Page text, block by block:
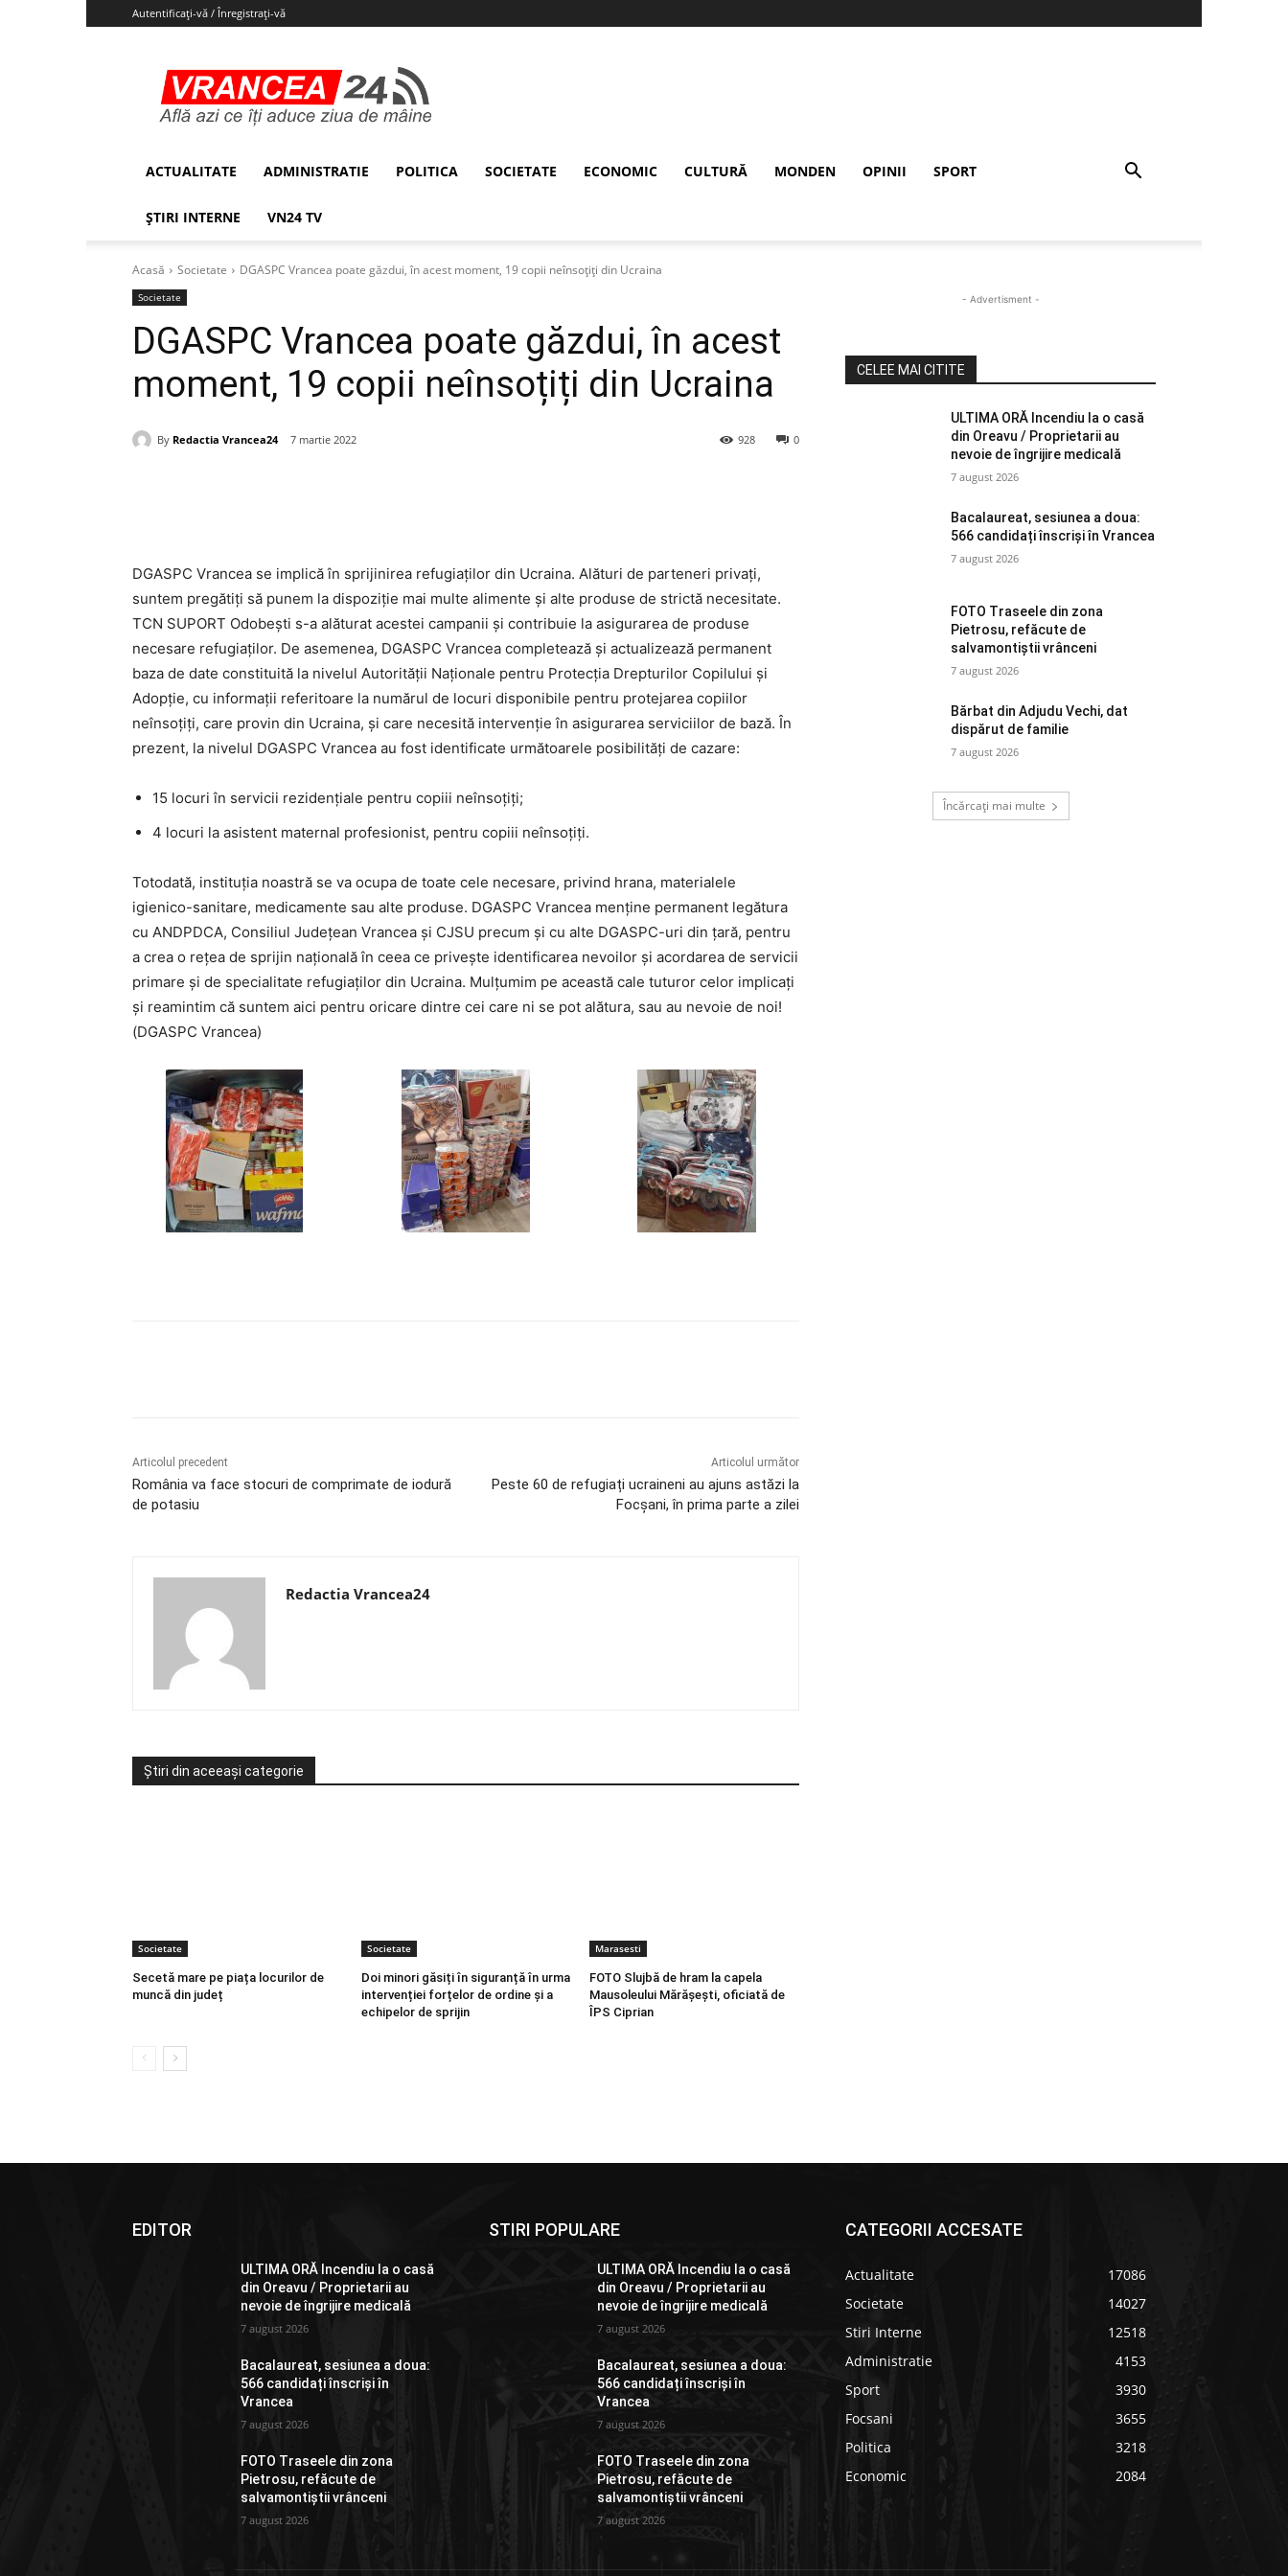
Autentificați-vă / Înregistrați-vă
ACTUALITATE ADMINISTRATIE POLITICA SOCIETATE ECONOMIC CULTURĂ MONDEN OPINII SPORT
ȘTIRI INTERNE VN24 TV
Acasă Societate DGASPC Vrancea poate găzdui, în acest moment, 19 copii neînsoțiți din Ucraina
Societate
DGASPC Vrancea poate găzdui, în acest
moment, 19 copii neînsoțiți din Ucraina
By Redactia Vrancea24 7 martie 2022 0
928
DGASPC Vrancea se implică în sprijinirea refugiaților din Ucraina. Alături de parteneri privați,
suntem pregătiți să punem la dispoziţie mai multe alimente şi alte produse de strictă necesitate.
TCN SUPORT Odobești s-a alăturat acestei campanii și contribuie la asigurarea de produse
necesare refugiaților. De asemenea, DGASPC Vrancea completează și actualizează permanent
baza de date constituită la nivelul Autorității Naționale pentru Protecția Drepturilor Copilului și
Adopție, cu informații referitoare la numărul de locuri disponibile pentru protejarea copiilor
neînsoțiți, care provin din Ucraina, și care necesită intervenție în asigurarea serviciilor de bază. În
prezent, la nivelul DGASPC Vrancea au fost identificate următoarele posibilități de cazare:
15 locuri în servicii rezidențiale pentru copiii neînsoțiți;
4 locuri la asistent maternal profesionist, pentru copiii neînsoțiți.
Totodată, instituţia noastră se va ocupa de toate cele necesare, privind hrana, materialele
igienico-sanitare, medicamente sau alte produse. DGASPC Vrancea menține permanent legătura
cu ANDPDCA, Consiliul Județean Vrancea și CJSU precum și cu alte DGASPC-uri din țară, pentru
a crea o rețea de sprijin națională în ceea ce privește identificarea nevoilor și acordarea de servicii
primare și de specialitate refugiaților din Ucraina. Mulțumim pe această cale tuturor celor implicați
și reamintim că suntem aici pentru oricare dintre cei care ni se pot alătura, sau au nevoie de noi!
(DGASPC Vrancea)
Articolul precedent
România va face stocuri de comprimate de iodură
de potasiu
Articolul următor
Peste 60 de refugiați ucraineni au ajuns astăzi la
Focșani, în prima parte a zilei
Redactia Vrancea24
Știri din aceeași categorie
Societate
Secetă mare pe piața locurilor de
muncă din județ
Societate
Doi minori găsiți în siguranță în urma
intervenției forțelor de ordine și a
echipelor de sprijin
Marasesti
FOTO Slujbă de hram la capela
Mausoleului Mărășești, oficiată de
ÎPS Ciprian
- Advertisment -
CELEE MAI CITITE
ULTIMA ORĂ Incendiu la o casă
din Oreavu / Proprietarii au
nevoie de îngrijire medicală
7 august 2026
Bacalaureat, sesiunea a doua:
566 candidați înscriși în Vrancea
7 august 2026
FOTO Traseele din zona
Pietrosu, refăcute de
salvamontiștii vrânceni
7 august 2026
Bărbat din Adjudu Vechi, dat
dispărut de familie
7 august 2026
Încărcați mai multe
EDITOR
ULTIMA ORĂ Incendiu la o casă
din Oreavu / Proprietarii au
nevoie de îngrijire medicală
7 august 2026
Bacalaureat, sesiunea a doua:
566 candidați înscriși în
Vrancea
7 august 2026
FOTO Traseele din zona
Pietrosu, refăcute de
salvamontiștii vrânceni
7 august 2026
STIRI POPULARE
ULTIMA ORĂ Incendiu la o casă
din Oreavu / Proprietarii au
nevoie de îngrijire medicală
7 august 2026
Bacalaureat, sesiunea a doua:
566 candidați înscriși în
Vrancea
7 august 2026
FOTO Traseele din zona
Pietrosu, refăcute de
salvamontiștii vrânceni
7 august 2026
CATEGORII ACCESATE
Actualitate
17086
Societate
14027
Stiri Interne
12518
Administratie
4153
Sport
3930
Focsani
3655
Politica
3218
Economic
2084